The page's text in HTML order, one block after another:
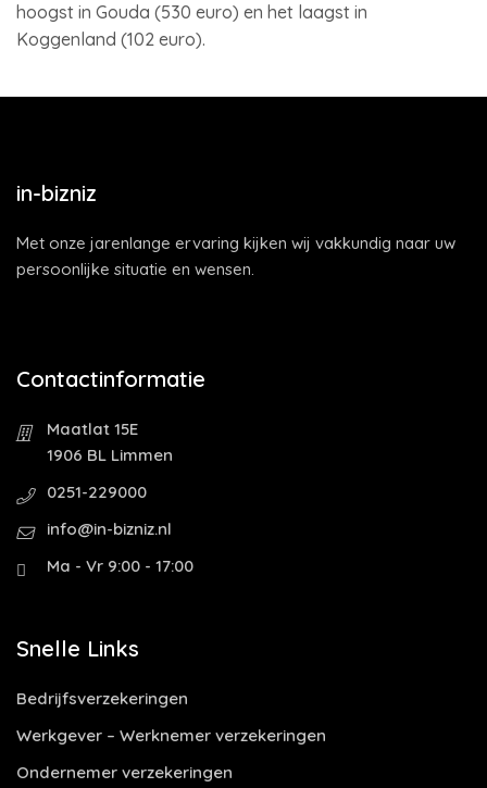
hoogst in Gouda (530 euro) en het laagst in
Koggenland (102 euro).
in-bizniz
Met onze jarenlange ervaring kijken wij vakkundig naar uw
persoonlijke situatie en wensen.
Contactinformatie
Maatlat 15E
1906 BL Limmen
0251-229000
info@in-bizniz.nl
Ma - Vr 9:00 - 17:00
Snelle Links
Bedrijfsverzekeringen
Werkgever – Werknemer verzekeringen
Ondernemer verzekeringen